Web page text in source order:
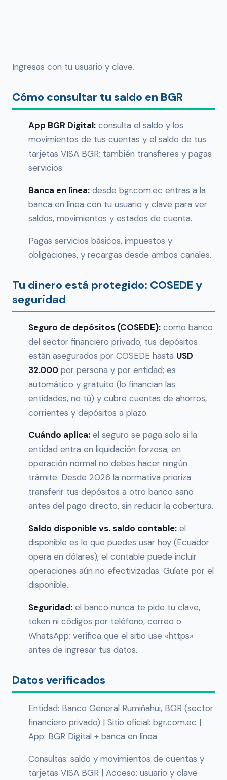
Ingresas con tu usuario y clave.
Cómo consultar tu saldo en BGR
App BGR Digital: consulta el saldo y los
movimientos de tus cuentas y el saldo de tus
tarjetas VISA BGR; también transfieres y pagas
servicios.
Banca en línea: desde bgr.com.ec entras a la
banca en línea con tu usuario y clave para ver
saldos, movimientos y estados de cuenta.
Pagas servicios básicos, impuestos y
obligaciones, y recargas desde ambos canales.
Tu dinero está protegido: COSEDE y
seguridad
Seguro de depósitos (COSEDE): como banco
del sector financiero privado, tus depósitos
están asegurados por COSEDE hasta USD
32.000 por persona y por entidad; es
automático y gratuito (lo financian las
entidades, no tú) y cubre cuentas de ahorros,
corrientes y depósitos a plazo.
Cuándo aplica: el seguro se paga solo si la
entidad entra en liquidación forzosa; en
operación normal no debes hacer ningún
trámite. Desde 2026 la normativa prioriza
transferir tus depósitos a otro banco sano
antes del pago directo, sin reducir la cobertura.
Saldo disponible vs. saldo contable: el
disponible es lo que puedes usar hoy (Ecuador
opera en dólares); el contable puede incluir
operaciones aún no efectivizadas. Guíate por el
disponible.
Seguridad: el banco nunca te pide tu clave,
token ni códigos por teléfono, correo o
WhatsApp; verifica que el sitio use «https»
antes de ingresar tus datos.
Datos verificados
Entidad: Banco General Rumiñahui, BGR (sector
financiero privado) | Sitio oficial: bgr.com.ec |
App: BGR Digital + banca en línea
Consultas: saldo y movimientos de cuentas y
tarjetas VISA BGR | Acceso: usuario y clave